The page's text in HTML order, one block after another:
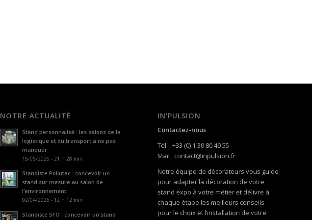
NOTRE ACTUALITÉ
Stand personnalisé : les salons de la
logistique et du transport à ne pas
manquer
15/06/2026 - 21 h 28 min
Standiste Pollutec : concevoir un
stand sur mesure au salon de
l’environnement
02/04/2026 - 12 h 12 min
Standiste SFO : concevoir un stand
IN’PULSION
Contactez-nous
Tél. : +33 (0) 1 30 80 49 55
Mail : contact@inpulsion.fr
Notre équipe de décorateurs vous guide
pour adapter la décoration de votre
stand expo à votre métier et délivre à
chaque étape les meilleurs conseils
pour le choix et l’installation de votre